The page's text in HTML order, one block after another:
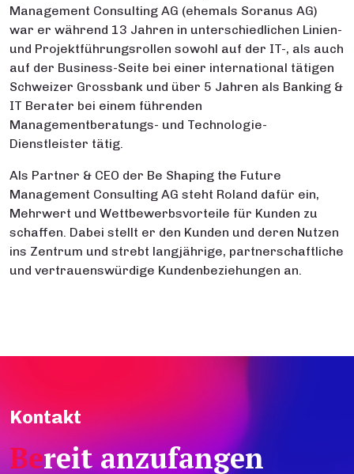
Management Consulting AG (ehemals Soranus AG)
war er während 13 Jahren in unterschiedlichen Linien-
und Projektführungsrollen sowohl auf der IT-, als auch
auf der Business-Seite bei einer international tätigen
Schweizer Grossbank und über 5 Jahren als Banking &
IT Berater bei einem führenden
Managementberatungs- und Technologie-
Dienstleister tätig.
Als Partner & CEO der Be Shaping the Future
Management Consulting AG steht Roland dafür ein,
Mehrwert und Wettbewerbsvorteile für Kunden zu
schaffen. Dabei stellt er den Kunden und deren Nutzen
ins Zentrum und strebt langjährige, partnerschaftliche
und vertrauenswürdige Kundenbeziehungen an.
Kontakt
Bereit anzufangen